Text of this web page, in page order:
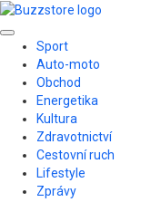
Skip
content
Primary
Menu
Sport
Auto-moto
Obchod
Energetika
Kultura
Zdravotnictví
Cestovní ruch
Lifestyle
Zprávy